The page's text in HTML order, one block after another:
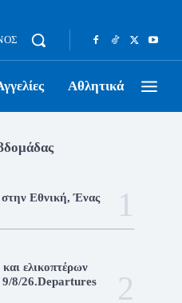
Αθλητικά
Εθνική, Ένας
ελικοπτέρων
9/8/26.Departures